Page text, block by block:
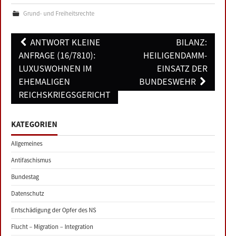
Grund- und Freiheitsrechte
Post
navigation
ANTWORT KLEINE
ANFRAGE (16/7810):
LUXUSWOHNEN IM
EHEMALIGEN
REICHSKRIEGSGERICHT
BILANZ:
HEILIGENDAMM-
EINSATZ DER
BUNDESWEHR
KATEGORIEN
Allgemeines
Antifaschismus
Bundestag
Datenschutz
Entschädigung der Opfer des NS
Flucht – Migration – Integration